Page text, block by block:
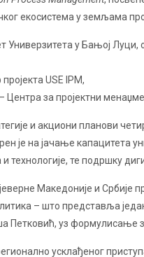
екосистема у земљама
Универзитета у Бањој
USE IPM,
Центра за пројектни
и акциони планови
је на јачање капацитета
те подршку
Македоније и Србије
– што представља
уз формулисање
усклађеног